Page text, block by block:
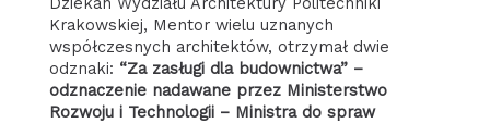
Krakowskiej, Mentor wielu uznanych
współczesnych architektów, otrzymał dwie
odznaki: “Za zasługi dla budownictwa” –
odznaczenie nadawane przez Ministerstwo
Rozwoju i Technologii – Ministra do spraw